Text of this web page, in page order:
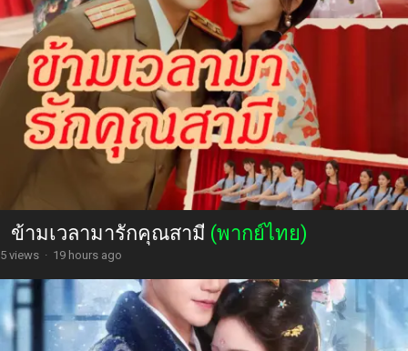
ข้ามเวลามารักคุณสามี (พากย์ไทย)
5 views · 19 hours ago